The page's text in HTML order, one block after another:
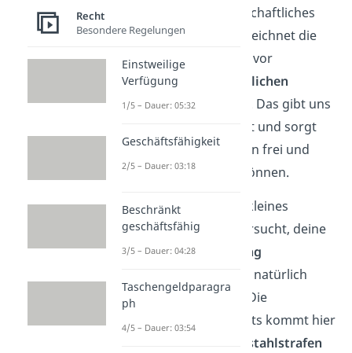
funktionierendes gesellschaftliches
Zusammenleben. Sie bezeichnet die
Aufgabe des Rechts, uns vor
ungerechten
gefährlichen
Situationenzu schützen. Das gibt uns
das Gefühl der Sicherheit und sorgt
dafür, dass alle Menschen frei und
gleichberechtigt leben können.
Stell dir vor, du hast ein kleines
Geschäft und jemand versucht, deine
Produkte ohne Bezahlung
. Das wäre natürlich
unfair und nicht richtig. Die
Schutzfunktion des Rechts kommt hier
Diebstahlstrafen
Recht
Besondere Regelungen
Einstweilige
Verfügung
1/5 – Dauer: 05:32
Geschäftsfähigkeit
2/5 – Dauer: 03:18
Beschränkt
geschäftsfähig
3/5 – Dauer: 04:28
Taschengeldparagra
ph
4/5 – Dauer: 03:54